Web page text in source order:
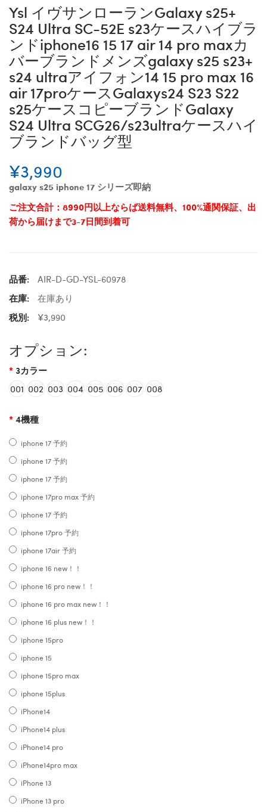
Ysl イヴサンローランGalaxy s25+
S24 Ultra SC-52E s23ケースハイブラ
ンドiphone16 15 17 air 14 pro maxカ
バーブランドメンズgalaxy s25 s23+
s24 ultraアイフォン14 15 pro max 16
air 17proケースGalaxys24 S23 S22
s25ケースコピーブランドGalaxy
S24 Ultra SCG26/s23ultraケースハイ
ブランドバッグ型
¥3,990
galaxy s25 iphone 17 シリーズ即納
ご注文合計：8990円以上ならば送料無料、100%通関保証、出
荷から届けまで3-7日間到着可
品番:
AIR-D-GD-YSL-60978
在庫:
在庫あり
税別:
¥3,990
オプション:
3カラー
001 002 003 004 005 006 007 008
4機種
iphone 17 予約
iphone 17 予約
iphone 17 予約
iphone 17pro max 予約
iphone 17 予約
iphone 17pro 予約
iphone 17air 予約
iphone 16 new！！
iphone 16 pro new！！
iphone 16 pro max new！！
iphone 16 plus new！！
iphone 15pro
iphone 15
iphone 15pro max
iphone 15plus
iPhone14
iPhone14 plus
iPhone14 pro
iPhone14pro max
iPhone 13
iPhone 13 pro